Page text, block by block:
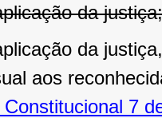
da justiça;
da
aos
7